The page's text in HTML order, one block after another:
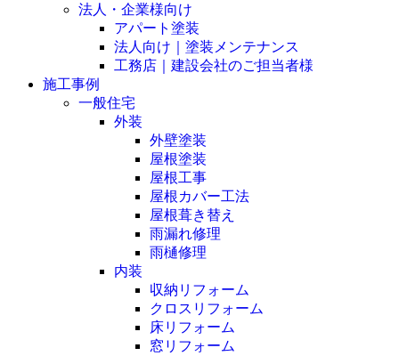
法人・企業様向け
アパート塗装
法人向け｜塗装メンテナンス
工務店｜建設会社のご担当者様
施工事例
一般住宅
外装
外壁塗装
屋根塗装
屋根工事
屋根カバー工法
屋根葺き替え
雨漏れ修理
雨樋修理
内装
収納リフォーム
クロスリフォーム
床リフォーム
窓リフォーム